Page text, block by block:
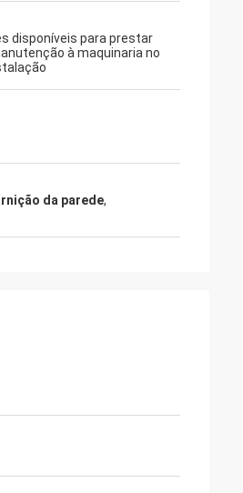
disponíveis para prestar
à maquinaria no
da parede,